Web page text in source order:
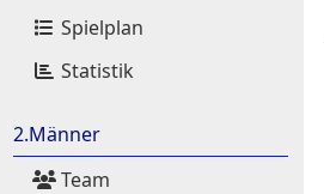
Spielplan
Statistik
2.Männer
Team